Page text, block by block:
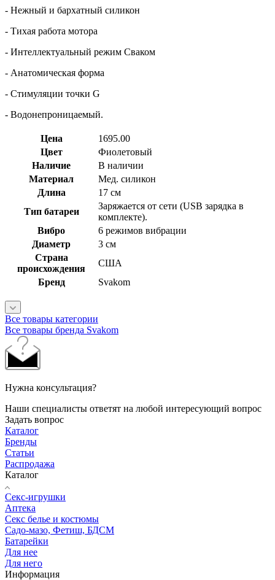
- Нежный и бархатный силикон
- Тихая работа мотора
- Интеллектуальный режим Сваком
- Анатомическая форма
- Стимуляции точки G
- Водонепроницаемый.
Цена
1695.00
Цвет
Фиолетовый
Наличие
В наличии
Материал
Мед. силикон
Длина
17 см
Тип батареи
Заряжается от сети (USB зарядка в
комплекте).
Вибро
6 режимов вибрации
Диаметр
3 см
Страна
происхождения
США
Бренд
Svakom
Все товары категории
Все товары бренда Svakom
Нужна консультация?
Наши специалисты ответят на любой интересующий вопрос
Задать вопрос
Каталог
Бренды
Статьи
Распродажа
Каталог
Секс-игрушки
Аптека
Секс белье и костюмы
Садо-мазо, Фетиш, БДСМ
Батарейки
Для нее
Для него
Информация